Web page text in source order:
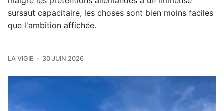
sursaut capacitaire, les choses sont bien moins faciles
que l'ambition affichée.
LA VIGIE 30 JUIN 2026